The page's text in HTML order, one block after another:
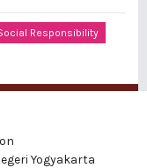
Responsibility
Yogyakarta